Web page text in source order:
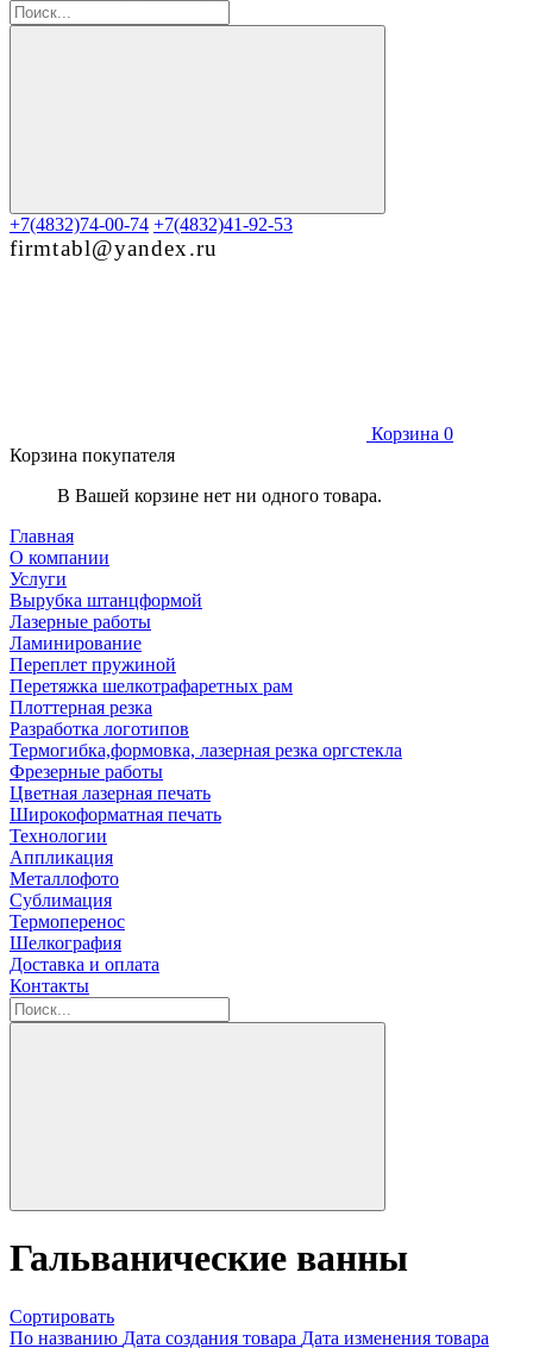
+7(4832)74-00-74 +7(4832)41-92-53
firmtabl@yandex.ru
Корзина 0
Корзина покупателя
В Вашей корзине нет ни одного товара.
Главная
О компании
Услуги
Вырубка штанцформой
Лазерные работы
Ламинирование
Переплет пружиной
Перетяжка шелкотрафаретных рам
Плоттерная резка
Разработка логотипов
Термогибка,формовка, лазерная резка оргстекла
Фрезерные работы
Цветная лазерная печать
Широкоформатная печать
Технологии
Аппликация
Металлофото
Сублимация
Термоперенос
Шелкография
Доставка и оплата
Контакты
Гальванические ванны
Сортировать
По названию Дата создания товара Дата изменения товара